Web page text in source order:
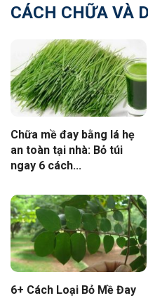
CÁCH CHỮA VÀ
Chữa mề đay bằng lá hẹ
an toàn tại nhà: Bỏ túi
ngay 6 cách...
6+ Cách Loại Bỏ Mề Đay